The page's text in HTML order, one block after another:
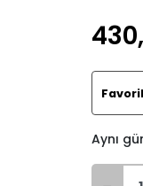
Aynı